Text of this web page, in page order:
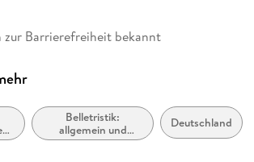
Barrierefreiheit bekannt
Belletristik:
allgemein und
literarisch
Deutschland